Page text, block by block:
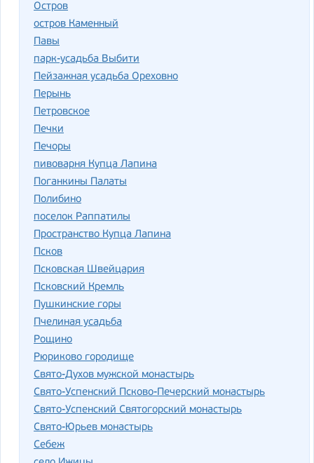
Остров
остров Каменный
Павы
парк-усадьба Выбити
Пейзажная усадьба Ореховно
Перынь
Петровское
Печки
Печоры
пивоварня Купца Лапина
Поганкины Палаты
Полибино
поселок Раппатилы
Пространство Купца Лапина
Псков
Псковская Швейцария
Псковский Кремль
Пушкинские горы
Пчелиная усадьба
Рощино
Рюриково городище
Свято-Духов мужской монастырь
Свято-Успенский Псково-Печерский монастырь
Свято-Успенский Святогорский монастырь
Свято-Юрьев монастырь
Себеж